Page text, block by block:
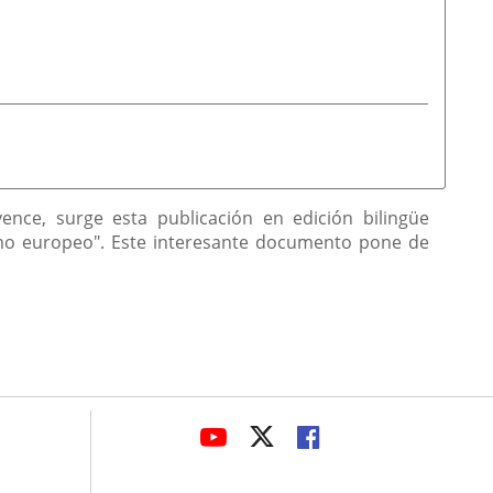
surge esta publicación en edición bilingüe
europeo". Este interesante documento pone de
LINK
LINKLINK